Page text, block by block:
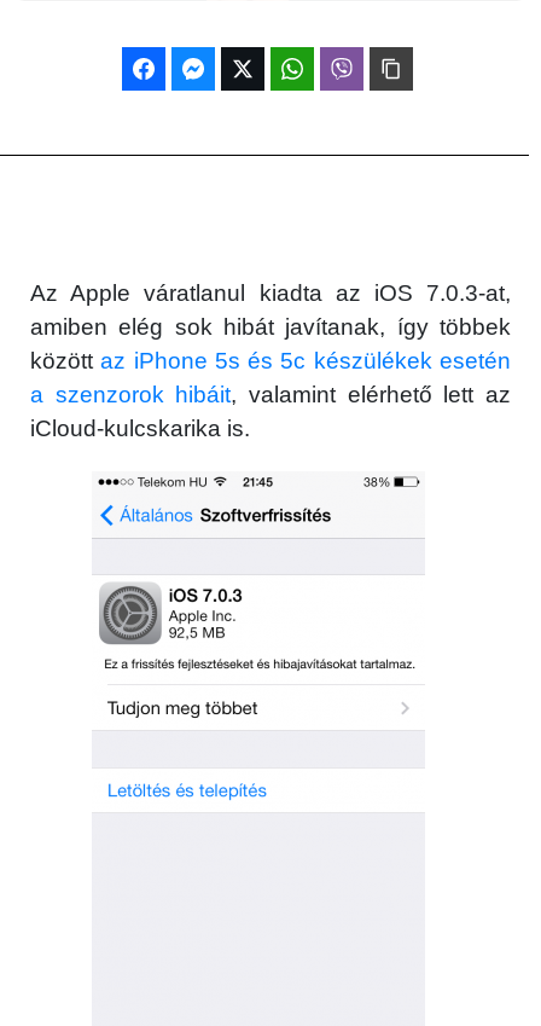
Az Apple váratlanul kiadta az iOS 7.0.3-at,
amiben elég sok hibát javítanak, így többek
közöttaz iPhone 5s és 5c készülékek esetén
a szenzorok hibáit, valamint elérhető lett az
iCloud-kulcskarika is.